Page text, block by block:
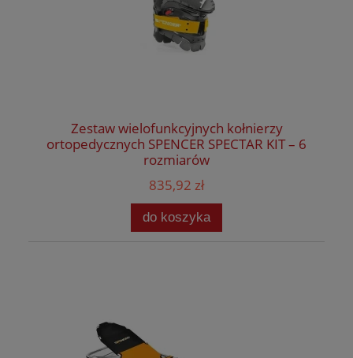
Zestaw wielofunkcyjnych kołnierzy
ortopedycznych SPENCER SPECTAR KIT – 6
rozmiarów
835,92 zł
do koszyka